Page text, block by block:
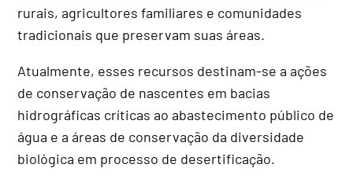
rurais, agricultores familiares e comunidades
tradicionais que preservam suas áreas.
Atualmente, esses recursos destinam-se a ações
de conservação de nascentes em bacias
hidrográficas críticas ao abastecimento público de
água e a áreas de conservação da diversidade
biológica em processo de desertificação.